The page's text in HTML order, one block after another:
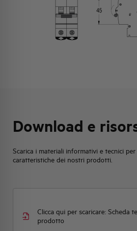
Download e
Scarica i materiali informativi e tecnici
caratteristiche dei nostri prodotti.
Clicca qui per scaricare: Scheda
prodotto